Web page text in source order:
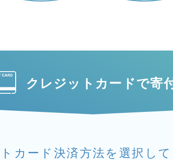
クレジットカードで寄
カード決済方法を 選択して